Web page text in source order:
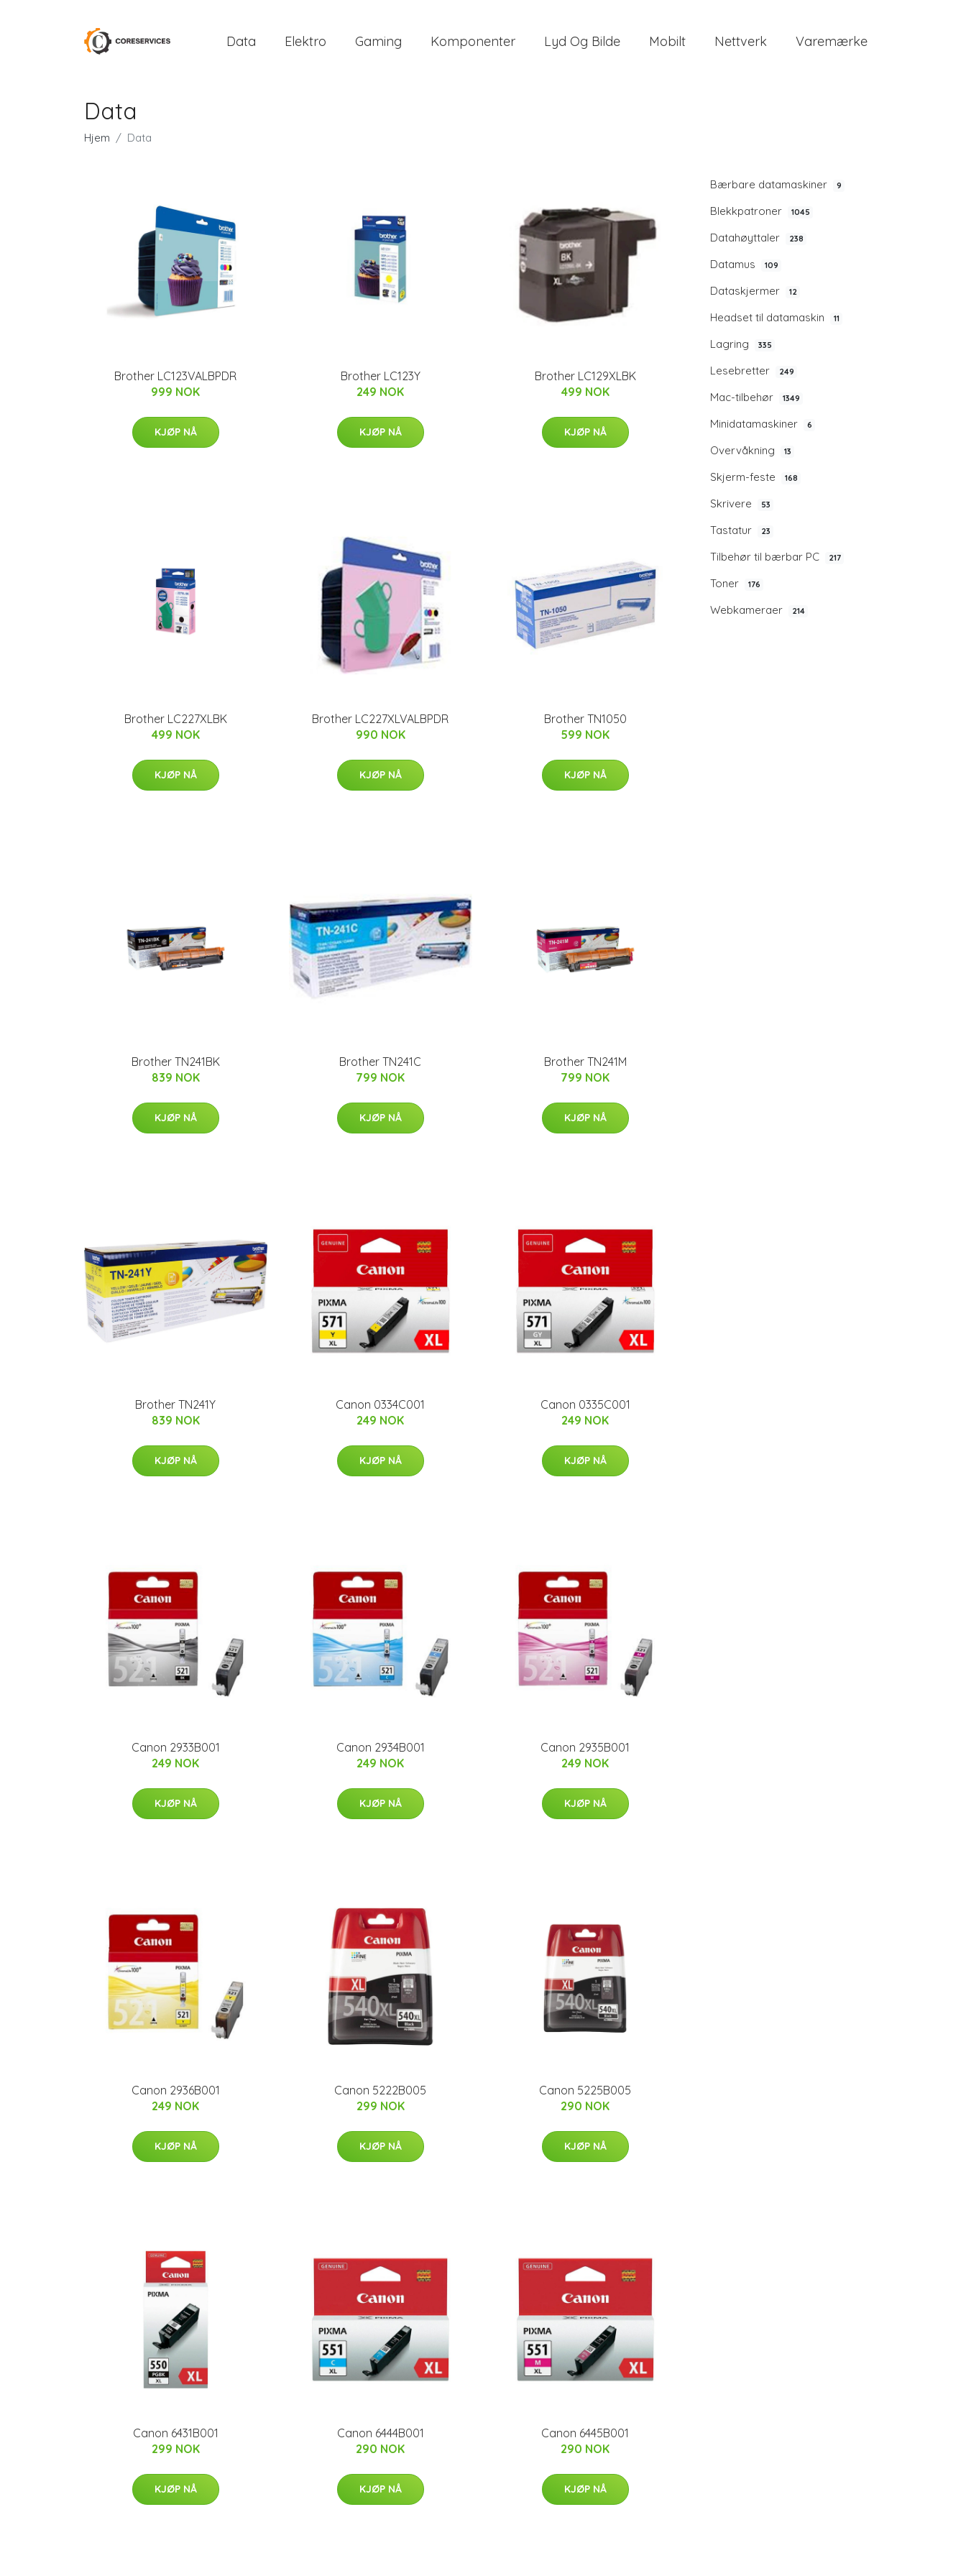
Data Elektro Gaming Komponenter Lyd Og Bilde Mobilt Nettverk Varemærke
Data
Hjem Data
Bærbare datamaskiner 9
Blekkpatroner 1045
Datahøyttaler 238
Datamus 109
Dataskjermer 12
Headset til datamaskin 11
Lagring 335
Lesebretter 249
Mac-tilbehør 1349
Minidatamaskiner 6
Overvåkning 13
Skjerm-feste 168
Skrivere 53
Tastatur 23
Tilbehør til bærbar PC 217
Toner 176
Webkameraer 214
Brother LC123VALBPDR
999 NOK
KJØP NÅ
Brother LC123Y
249 NOK
KJØP NÅ
Brother LC129XLBK
499 NOK
KJØP NÅ
Brother LC227XLBK
499 NOK
KJØP NÅ
Brother LC227XLVALBPDR
990 NOK
KJØP NÅ
Brother TN1050
599 NOK
KJØP NÅ
Brother TN241BK
839 NOK
KJØP NÅ
Brother TN241C
799 NOK
KJØP NÅ
Brother TN241M
799 NOK
KJØP NÅ
Brother TN241Y
839 NOK
KJØP NÅ
Canon 0334C001
249 NOK
KJØP NÅ
Canon 0335C001
249 NOK
KJØP NÅ
Canon 2933B001
249 NOK
KJØP NÅ
Canon 2934B001
249 NOK
KJØP NÅ
Canon 2935B001
249 NOK
KJØP NÅ
Canon 2936B001
249 NOK
KJØP NÅ
Canon 5222B005
299 NOK
KJØP NÅ
Canon 5225B005
290 NOK
KJØP NÅ
Canon 6431B001
299 NOK
KJØP NÅ
Canon 6444B001
290 NOK
KJØP NÅ
Canon 6445B001
290 NOK
KJØP NÅ